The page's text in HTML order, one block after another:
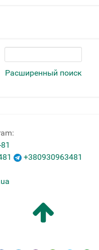
Расширенный поиск
+380930963481